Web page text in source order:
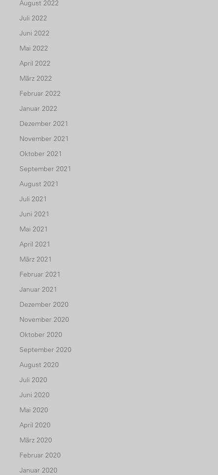
August 2022
Juli 2022
Juni 2022
Mai 2022
April 2022
März 2022
Februar 2022
Januar 2022
Dezember 2021
November 2021
Oktober 2021
September 2021
August 2021
Juli 2021
Juni 2021
Mai 2021
April 2021
März 2021
Februar 2021
Januar 2021
Dezember 2020
November 2020
Oktober 2020
September 2020
August 2020
Juli 2020
Juni 2020
Mai 2020
April 2020
März 2020
Februar 2020
Januar 2020